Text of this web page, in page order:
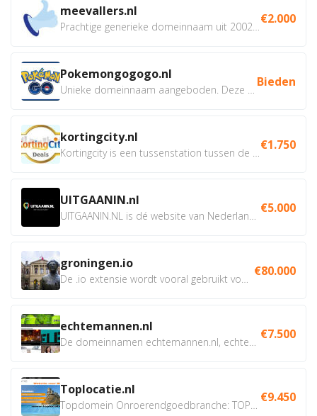
meevallers.nl €2.000
Pokemongogogo.nl Bieden
kortingcity.nl €1.750
UITGAANIN.nl €5.000
groningen.io €80.000
echtemannen.nl €7.500
Toplocatie.nl €9.450